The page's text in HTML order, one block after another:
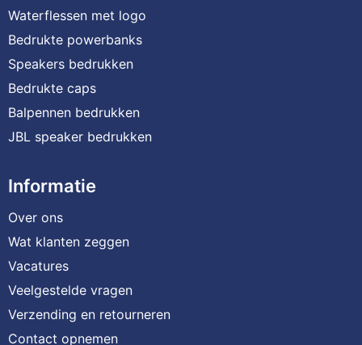
Waterflessen met logo
Bedrukte powerbanks
Speakers bedrukken
Bedrukte caps
Balpennen bedrukken
JBL speaker bedrukken
Informatie
Over ons
Wat klanten zeggen
Vacatures
Veelgestelde vragen
Verzending en retourneren
Contact opnemen